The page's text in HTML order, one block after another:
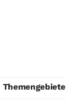
Themengebiete